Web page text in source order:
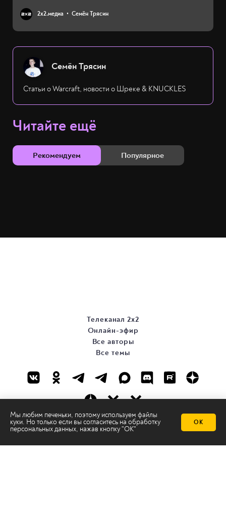
2х2.медиа Семён Трясин
Семён Трясин
Статьи о Warcraft, новости о Шреке & KNUCKLES
Читайте ещё
Рекомендуем Популярное
Мы любим печеньки, поэтому используем файлы
куки. Но только если вы согласитесь на обработку
персональных данных, нажав кнопку "ОК"
ОК
Телеканал 2х2
Онлайн-эфир
Все авторы
Все темы
© ООО «ТРК «2Х2», 2026